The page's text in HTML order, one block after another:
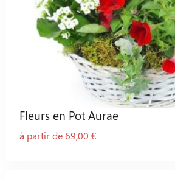
Fleurs en Pot Aurae
à partir de 69,00 €